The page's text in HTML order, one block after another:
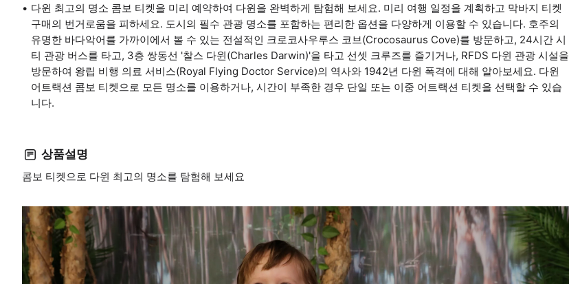
다윈 최고의 명소 콤보 티켓을 미리 예약하여 다윈을 완벽하게 탐험해 보세요. 미리 여행 일정을 계획하고 막바지 티켓
구매의 번거로움을 피하세요. 도시의 필수 관광 명소를 포함하는 편리한 옵션을 다양하게 이용할 수 있습니다. 호주의
유명한 바다악어를 가까이에서 볼 수 있는 전설적인 크로코사우루스 코브(Crocosaurus Cove)를 방문하고, 24시간 시
티 관광 버스를 타고, 3층 쌍동선 '찰스 다윈(Charles Darwin)'을 타고 선셋 크루즈를 즐기거나, RFDS 다윈 관광 시설을
방문하여 왕립 비행 의료 서비스(Royal Flying Doctor Service)의 역사와 1942년 다윈 폭격에 대해 알아보세요. 다윈
어트랙션 콤보 티켓으로 모든 명소를 이용하거나, 시간이 부족한 경우 단일 또는 이중 어트랙션 티켓을 선택할 수 있습
니다.
상품설명
콤보 티켓으로 다윈 최고의 명소를 탐험해 보세요